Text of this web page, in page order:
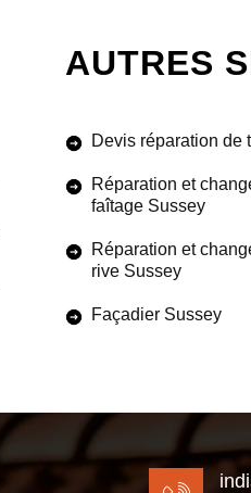
AUTRES
Devis réparation de
Réparation et
faîtage Sussey
Réparation et
rive Sussey
Façadier Sussey